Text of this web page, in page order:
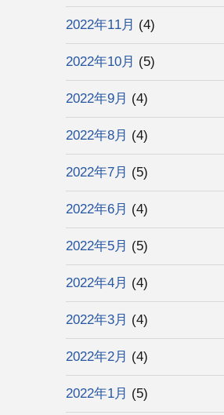
2022年11月 (4)
2022年10月 (5)
2022年9月 (4)
2022年8月 (4)
2022年7月 (5)
2022年6月 (4)
2022年5月 (5)
2022年4月 (4)
2022年3月 (4)
2022年2月 (4)
2022年1月 (5)